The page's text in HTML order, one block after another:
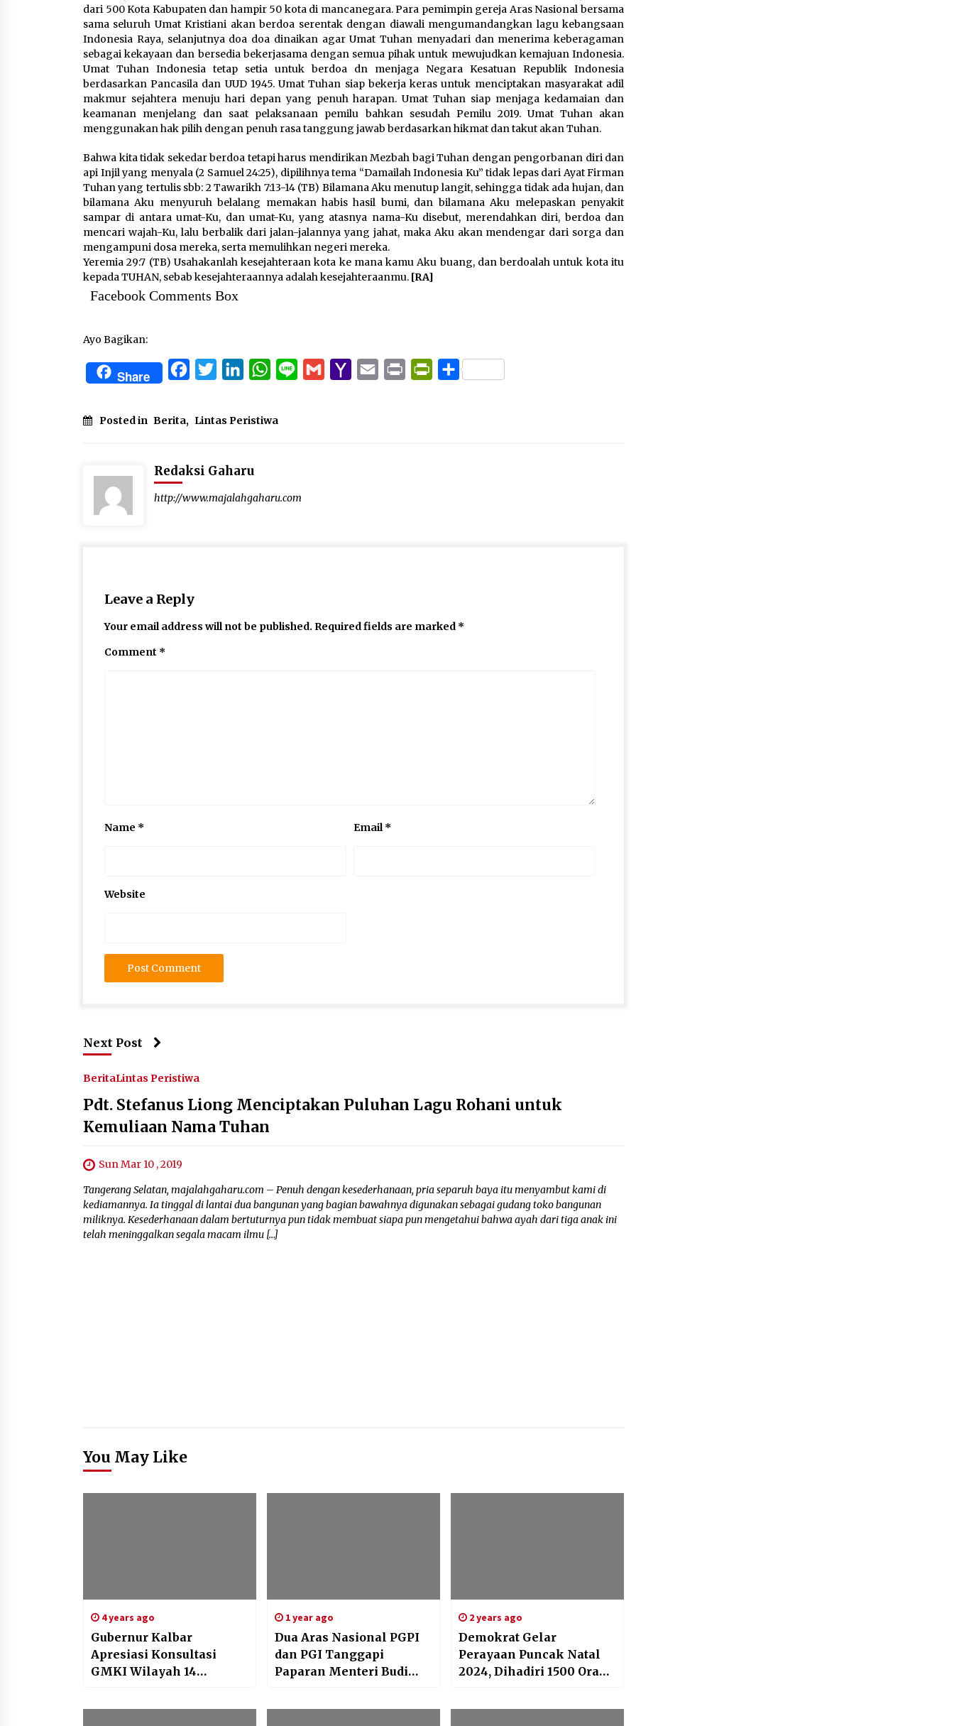
dari 500 Kota Kabupaten dan hampir 50 kota di mancanegara. Para pemimpin gereja Aras Nasional bersama
sama seluruh Umat Kristiani akan berdoa serentak dengan diawali mengumandangkan lagu kebangsaan
Indonesia Raya, selanjutnya doa doa dinaikan agar Umat Tuhan menyadari dan menerima keberagaman
sebagai kekayaan dan bersedia bekerjasama dengan semua pihak untuk mewujudkan kemajuan Indonesia.
Umat Tuhan Indonesia tetap setia untuk berdoa dn menjaga Negara Kesatuan Republik Indonesia
berdasarkan Pancasila dan UUD 1945. Umat Tuhan siap bekerja keras untuk menciptakan masyarakat adil
makmur sejahtera menuju hari depan yang penuh harapan. Umat Tuhan siap menjaga kedamaian dan
keamanan menjelang dan saat pelaksanaan pemilu bahkan sesudah Pemilu 2019. Umat Tuhan akan
menggunakan hak pilih dengan penuh rasa tanggung jawab berdasarkan hikmat dan takut akan Tuhan.
Bahwa kita tidak sekedar berdoa tetapi harus mendirikan Mezbah bagi Tuhan dengan pengorbanan diri dan
api Injil yang menyala (2 Samuel 24:25), dipilihnya tema “Damailah Indonesia Ku” tidak lepas dari Ayat Firman
Tuhan yang tertulis sbb: 2 Tawarikh 7:13-14 (TB) Bilamana Aku menutup langit, sehingga tidak ada hujan, dan
bilamana Aku menyuruh belalang memakan habis hasil bumi, dan bilamana Aku melepaskan penyakit
sampar di antara umat-Ku, dan umat-Ku, yang atasnya nama-Ku disebut, merendahkan diri, berdoa dan
mencari wajah-Ku, lalu berbalik dari jalan-jalannya yang jahat, maka Aku akan mendengar dari sorga dan
mengampuni dosa mereka, serta memulihkan negeri mereka.
Yeremia 29:7 (TB) Usahakanlah kesejahteraan kota ke mana kamu Aku buang, dan berdoalah untuk kota itu
kepada TUHAN, sebab kesejahteraannya adalah kesejahteraanmu. [RA]
Facebook Comments Box
Ayo Bagikan:
Share FacebookTwitterLinkedInWhatsApp
Line Gmail Yahoo Email Print PrintFriendly
Share
Posted in Berita, Lintas Peristiwa
Redaksi Gaharu
http://www.majalahgaharu.com
Leave a Reply
Your email address will not be published. Required fields are marked *
Comment *
Name * Email*
Website
Next Post
BeritaLintas Peristiwa
Pdt. Stefanus Liong Menciptakan Puluhan Lagu Rohani untuk
Kemuliaan Nama Tuhan
Sun Mar 10 , 2019
Tangerang Selatan, majalahgaharu.com – Penuh dengan kesederhanaan, pria separuh baya itu menyambut kami di
kediamannya. Ia tinggal di lantai dua bangunan yang bagian bawahnya digunakan sebagai gudang toko bangunan
miliknya. Kesederhanaan dalam bertuturnya pun tidak membuat siapa pun mengetahui bahwa ayah dari tiga anak ini
telah meninggalkan segala macam ilmu […]
You May Like
4 years ago
Gubernur Kalbar
Apresiasi Konsultasi
GMKI Wilayah 14
1 year ago
Dua Aras Nasional PGPI
dan PGI Tanggapi
Paparan Menteri Budi
Nasional di STT IKAT
2 years ago
Demokrat Gelar
Perayaan Puncak Natal
2024, Dihadiri 1500 Orang
Petinggi Partai